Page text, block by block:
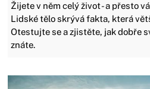
Žijete v něm celý život - a přesto
Lidské tělo skrývá fakta, která
Otestujte se a zjistěte, jak dobře
znáte.